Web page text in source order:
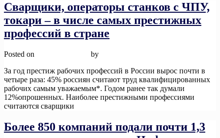
Сварщики, операторы станков с ЧПУ,
токари – в числе самых престижных
профессий в стране
Posted on by
За год престиж рабочих профессий в России вырос почти в
четыре раза: 45% россиян считают труд квалифицированных
рабочих самым уважаемым*. Годом ранее так думали
12%опрошенных. Наиболее престижными профессиями
считаются сварщики
Более 850 компаний подали почти 1,3